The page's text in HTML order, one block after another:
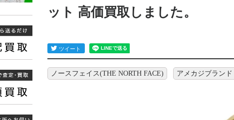
ット 高価買取しました。
ノースフェイス(THE NORTH FACE) アメカジブランド